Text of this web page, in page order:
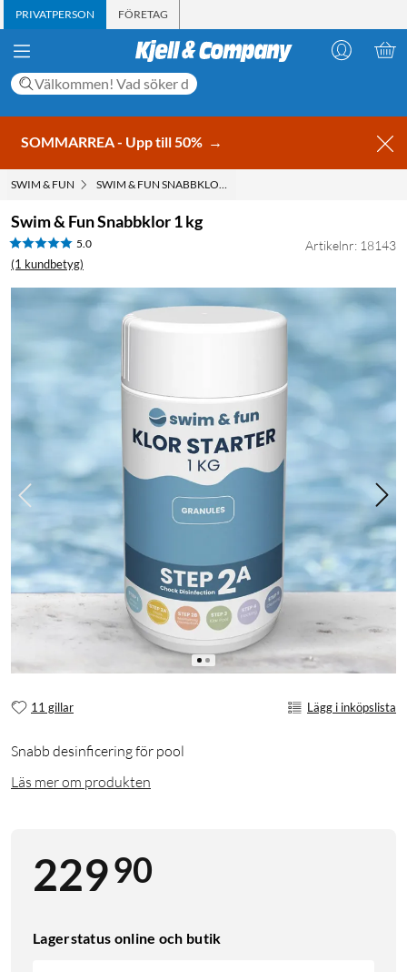
PRIVATPERSON FÖRETAG
SOMMARREA - Upp till 50% →
SWIM & FUN SWIM & FUN SNABBKLOR 1 KG
Swim & Fun Snabbklor 1 kg
5.0
(1 kundbetyg)
Artikelnr: 18143
11 gillar Lägg i inköpslista
Snabb desinficering för pool
Läs mer om produkten
22990
Lagerstatus online och butik